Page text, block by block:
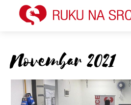
Novembar 2021